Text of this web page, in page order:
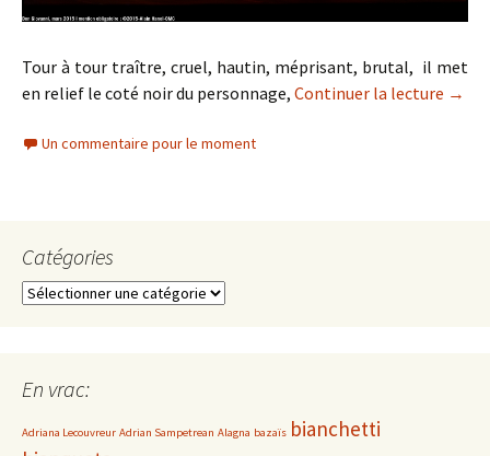
Tour à tour traître, cruel, hautin, méprisant, brutal, il met
en relief le coté noir du personnage, Continuer la lecture de
→
Un commentaire pour le moment
Catégories
C
g
r
En vrac:
Adriana Lecouvreur Adrian Sampetrean Alagna bazaïs bianchetti